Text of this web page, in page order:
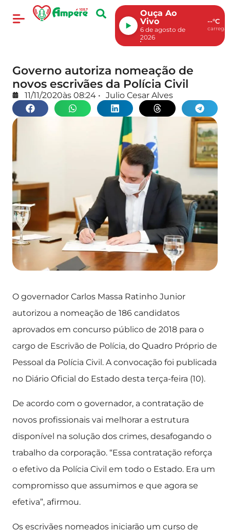
Ouça Ao
Vivo
6 de agosto de
2026
--°C
Governo autoriza nomeação de
novos escrivães da Polícia Civil
11/11/2020às 08:24 • Julio Cesar Alves
O governador Carlos Massa Ratinho Junior
autorizou a nomeação de 186 candidatos
aprovados em concurso público de 2018 para o
cargo de Escrivão de Polícia, do Quadro Próprio de
Pessoal da Polícia Civil. A convocação foi publicada
no Diário Oficial do Estado desta terça-feira (10).
De acordo com o governador, a contratação de
novos profissionais vai melhorar a estrutura
disponível na solução dos crimes, desafogando o
trabalho da corporação. “Essa contratação reforça
o efetivo da Polícia Civil em todo o Estado. Era um
compromisso que assumimos e que agora se
efetiva”, afirmou.
Os escrivães nomeados iniciarão um curso de